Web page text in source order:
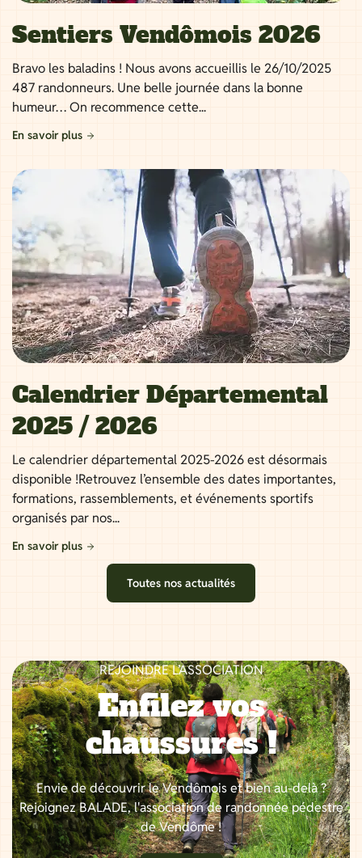
Sentiers Vendômois 2026
Bravo les baladins ! Nous avons accueillis le 26/10/2025
487 randonneurs. Une belle journée dans la bonne
humeur… On recommence cette...
En savoir plus
Calendrier Départemental
2025 / 2026
Le calendrier départemental 2025-2026 est désormais
disponible !Retrouvez l’ensemble des dates importantes,
formations, rassemblements, et événements sportifs
organisés par nos...
En savoir plus
Toutes nos actualités
REJOINDRE L’ASSOCIATION
Enfilez vos
chaussures !
Envie de découvrir le Vendômois et bien au-delà ?
Rejoignez BALADE, l'association de randonnée pédestre
de Vendôme !